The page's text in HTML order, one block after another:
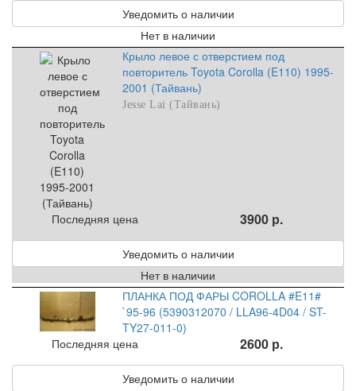
Уведомить о наличии
Нет в наличии
Крыло левое с отверстием под
повторитель Toyota Corolla (E110) 1995-
2001 (Тайвань)
Jesse Lai (Тайвань)
Последняя цена 3900 р.
Уведомить о наличии
Нет в наличии
ПЛАНКА ПОД ФАРЫ COROLLA #E11#
`95-96 (5390312070 / LLA96-4D04 / ST-
TY27-011-0)
Последняя цена
2600 р.
Уведомить о наличии